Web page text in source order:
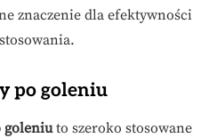
znaczenie dla efektywności
po goleniu
goleniuto szeroko stosowane